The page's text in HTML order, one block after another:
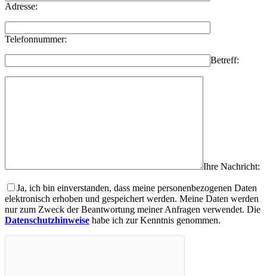
Adresse:
Telefonnummer:
Betreff:
Ihre Nachricht:
Ja, ich bin einverstanden, dass meine personenbezogenen Daten
elektronisch erhoben und gespeichert werden. Meine Daten werden
nur zum Zweck der Beantwortung meiner Anfragen verwendet. Die
Datenschutzhinweise habe ich zur Kenntnis genommen.